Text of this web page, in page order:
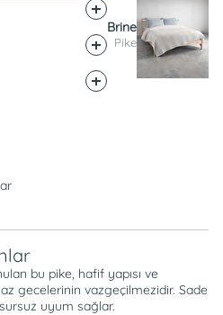
Brine
Pike
bu pike, hafif yapısı ve
gecelerinin vazgeçilmezidir. Sade
uyum sağlar.